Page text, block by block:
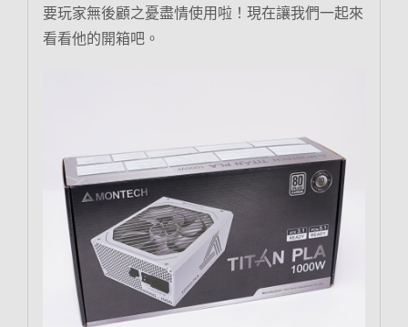
要玩家無後顧之憂盡情使用啦！現在讓我們一起來
看看他的開箱吧。